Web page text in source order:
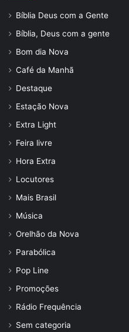
Bíblia Deus com a Gente
Bíblia, Deus com a gente
Bom dia Nova
Café da Manhã
Destaque
Estação Nova
Extra Light
Feira livre
Hora Extra
Locutores
Mais Brasil
Música
Orelhão da Nova
Parabólica
Pop Line
Promoções
Rádio Frequência
Sem categoria